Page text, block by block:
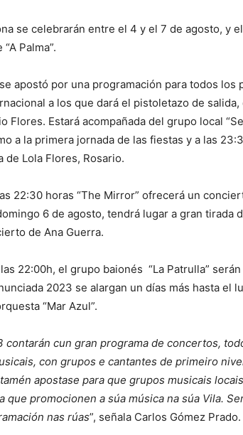
se celebrarán entre el 4 y el 7 de agosto, y
Palma”.
apostó por una programación para todos los
a los que dará el pistoletazo de
Flores. Estará acompañada del grupo local
a la primera jornada de las fiestas y a las
Lola Flores, Rosario.
22:30 horas “The Mirror” ofrecerá un
6 de agosto, tendrá lugar a gran tirada
de Ana Guerra.
22:00h, el grupo baionés “La Patrulla”
2023 se alargan un días más hasta el
“Mar Azul”.
contarán cun gran programa de concertos,
con grupos e cantantes de primeiro
apostase para que grupos musicais
promocionen a súa música na súa Vila.
nas rúas”, señala Carlos Gómez Prado.